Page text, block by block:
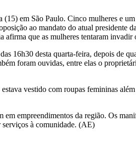
em São Paulo. Cinco mulheres e
ao mandato do atual presidente
que as mulheres tentaram invadir
16h30 desta quarta-feira, depois de
foram ouvidas, entre elas o
vestido com roupas femininas
empreendimentos da região. Os
à comunidade. (AE)